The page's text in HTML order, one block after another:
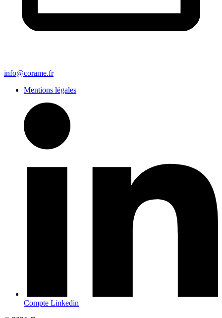
info@corame.fr
Mentions légales
Compte Linkedin